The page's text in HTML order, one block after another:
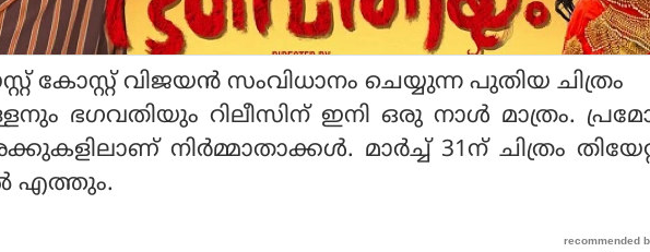
കോസ്റ്റ് വിജയന്‍ സംവിധാനം ചെയ്യുന്ന പുതിയ ചിത്രം
ഭഗവതിയും റിലീസിന് ഇനി ഒരു നാള്‍ മാത്രം.
നിര്‍മ്മാതാക്കള്‍. മാര്‍ച്ച് 31ന് ചിത്രം
എത്തും.